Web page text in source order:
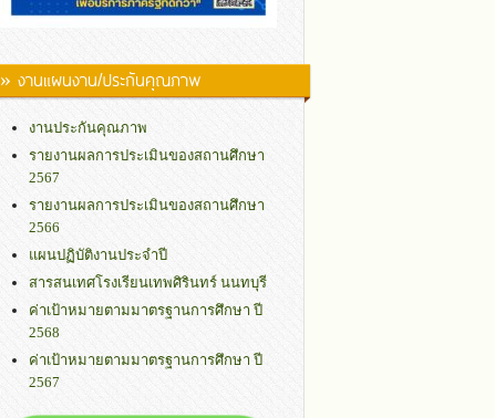
» งานแผนงาน/ประกันคุณภาพ
งานประกันคุณภาพ
รายงานผลการประเมินของสถานศึกษา
2567
รายงานผลการประเมินของสถานศึกษา
2566
แผนปฏิบัติงานประจำปี
สารสนเทศโรงเรียนเทพศิรินทร์ นนทบุรี
ค่าเป้าหมายตามมาตรฐานการศึกษา ปี
2568
ค่าเป้าหมายตามมาตรฐานการศึกษา ปี
2567